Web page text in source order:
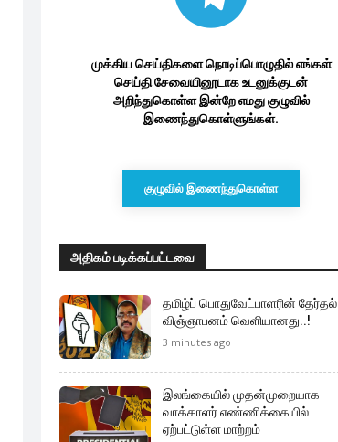
முக்கிய செய்திகளை நொடிப்பொழுதில் எங்கள்
செய்தி சேவையினூடாக உடனுக்குடன்
அறிந்துகொள்ள இன்றே எமது குழுவில்
இணைந்துகொள்ளுங்கள்.
குழுவில் இணைந்துகொள்ள
அதிகம் படிக்கப்பட்டவை
தமிழ்ப் பொதுவேட்பாளரின் தேர்தல்
விஞ்ஞாபனம் வெளியானது..!
3 minutes ago
இலங்கையில் முதன்முறையாக
வாக்காளர் எண்ணிக்கையில்
ஏற்பட்டுள்ள மாற்றம்